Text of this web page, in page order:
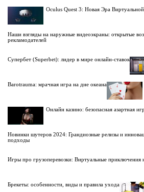
Oculus Quest 3: Новая Эра
Наши взгляды на наружные видеоэкраны: открытые
рекламодателей
Супербет (Superbet): лидер в мире онлайн-ставок
Barotrauma: мрачная игра на дне океана
Онлайн казино: безопасная азартная
Новинки шутеров 2024: Грандиозные релизы и
подходы
Игры про грузоперевозки: Виртуальные приключения
Брекеты: особенности, виды и правила ухода